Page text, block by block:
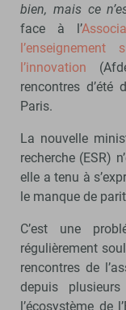
bien, mais ce
face à l’
l’innovation
rencontres d’été
Paris.
La nouvelle
recherche (ESR)
elle a tenu à
le manque de
C’est une
régulièrement
rencontres de
depuis
l’écosystème de